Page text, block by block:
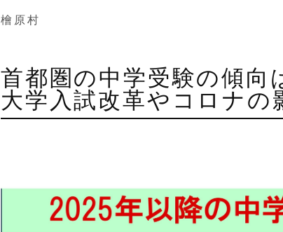
檜原村
首都圏の中学受験の傾向
大学入試改革やコロナ